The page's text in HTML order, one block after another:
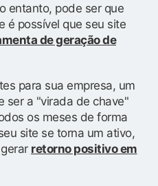
entanto, pode ser que
é possível que seu site
de geração de
para sua empresa, um
ser a "virada de chave"
os meses de forma
site se torna um ativo,
retorno positivo em